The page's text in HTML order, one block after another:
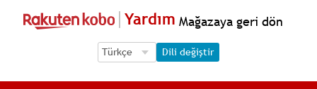
Yardım Mağazaya geri dön
Language Selection
Language Selection
Dili değiştir